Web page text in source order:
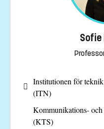
Sofie
Institutionen för
(ITN)
Kommunikations- och
(KTS)